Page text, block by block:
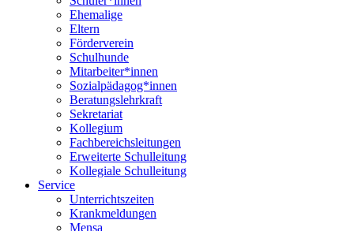
Ehemalige
Eltern
Förderverein
Schulhunde
Mitarbeiter*innen
Sozialpädagog*innen
Beratungslehrkraft
Sekretariat
Kollegium
Fachbereichsleitungen
Erweiterte Schulleitung
Kollegiale Schulleitung
Service
Unterrichtszeiten
Krankmeldungen
Mensa